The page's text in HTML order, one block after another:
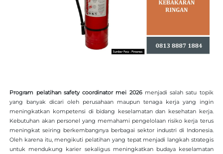
Program pelatihan safety coordinator mei 2026menjadi salah satu topik
yang banyak dicari oleh perusahaan maupun tenaga kerja yang ingin
meningkatkan kompetensi di bidang keselamatan dan kesehatan kerja.
Kebutuhan akan personel yang memahami pengelolaan risiko kerja terus
meningkat seiring berkembangnya berbagai sektor industri di Indonesia.
Oleh karena itu, mengikuti pelatihan yang tepat menjadi langkah strategis
untuk mendukung karier sekaligus meningkatkan budaya keselamatan